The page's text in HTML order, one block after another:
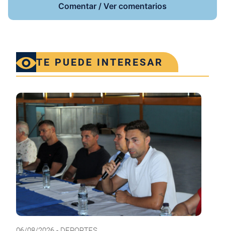
Comentar / Ver comentarios
TE PUEDE INTERESAR